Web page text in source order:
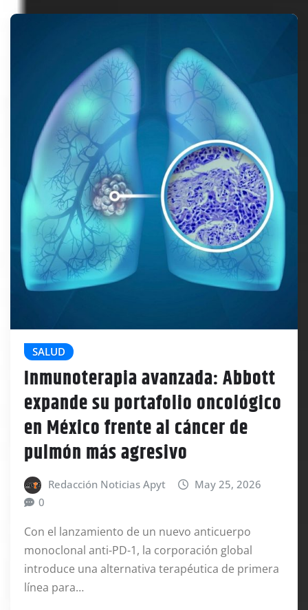
SALUD
Inmunoterapia avanzada: Abbott
expande su portafolio oncológico
en México frente al cáncer de
pulmón más agresivo
Redacción Noticias Apyt
May 25, 2026
0
Con el lanzamiento de un nuevo anticuerpo
monoclonal anti-PD-1, la corporación global
introduce una alternativa terapéutica de primera
línea para…